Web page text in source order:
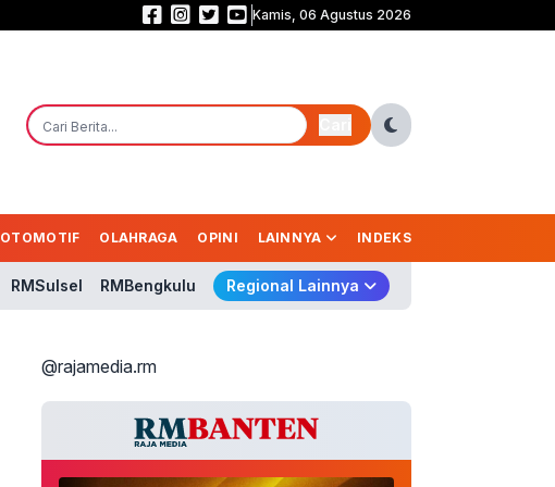
46 Juta Butir Obat Keras Ilegal Dimusnakan! Rano Alfath Puji Kinerja
Kamis, 06 Agustus 2026
OTOMOTIF OLAHRAGA OPINI LAINNYA INDEKS
RMSulsel RMBengkulu Regional Lainnya
@rajamedia.rm